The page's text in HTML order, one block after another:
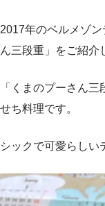
2017年のベルメゾ
ん三段重」をご紹介
「くまのプーさん
せち料理です。
シックで可愛らしい